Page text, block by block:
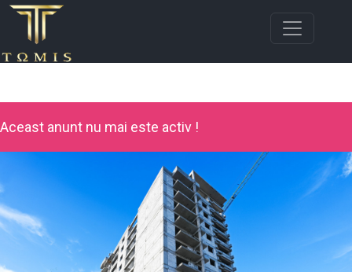
Aceast anunt nu mai este activ !